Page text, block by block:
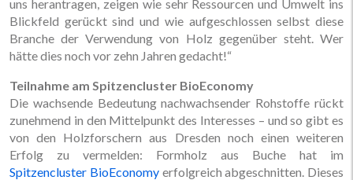
uns herantragen, zeigen wie sehr Ressourcen und Umwelt ins
Blickfeld gerückt sind und wie aufgeschlossen selbst diese
Branche der Verwendung von Holz gegenüber steht. Wer
hätte dies noch vor zehn Jahren gedacht!“
Teilnahme am Spitzencluster BioEconomy
Die wachsende Bedeutung nachwachsender Rohstoffe rückt
zunehmend in den Mittelpunkt des Interesses – und so gibt es
von den Holzforschern aus Dresden noch einen weiteren
Erfolg zu vermelden: Formholz aus Buche hat im
Spitzencluster BioEconomyerfolgreich abgeschnitten. Dieses